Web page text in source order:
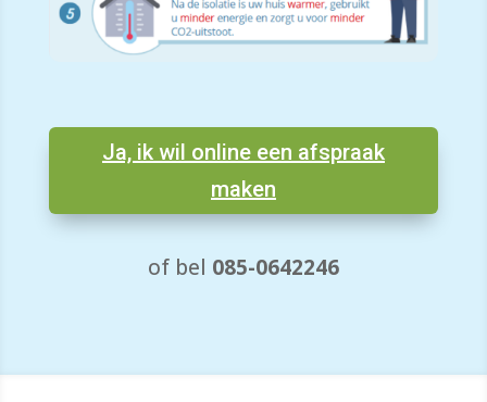
Ja, ik wil online een afspraak
maken
of bel 085-0642246